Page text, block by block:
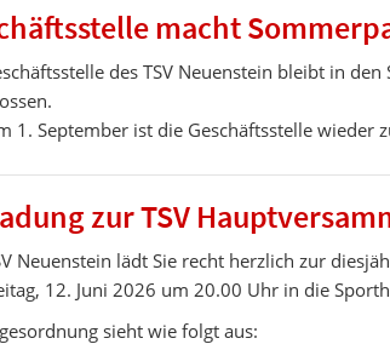
macht
des TSV Neuenstein bleibt in
1. September ist die Geschäftsstelle wieder
zur TSV
Neuenstein lädt Sie recht herzlich zur
12. Juni 2026 um 20.00 Uhr in die
sieht wie folgt aus: